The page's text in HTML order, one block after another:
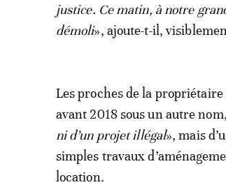
justice. Ce matin, à notre
démoli», ajoute-t-il,
Les proches de la
avant 2018 sous un autre
ni d’un projet illégal», mais
simples travaux
location.